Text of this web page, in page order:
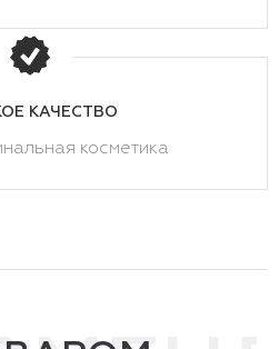
КАЧЕСТВО
косметика